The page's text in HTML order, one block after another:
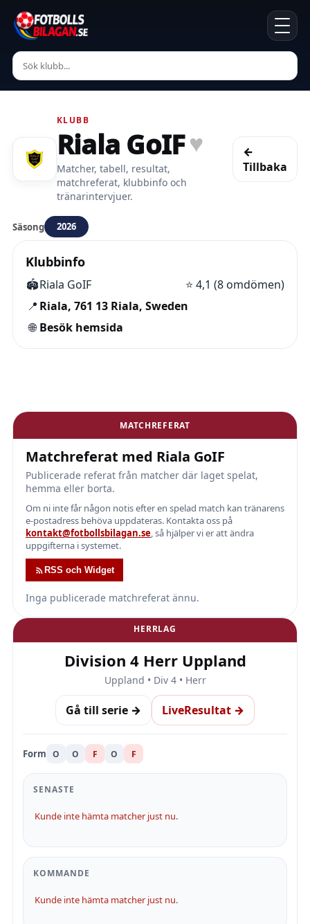
KLUBB
Riala GoIF♥
Matcher, tabell, resultat,
matchreferat, klubbinfo och
tränarintervjuer.
←
Tillbaka
Säsong 2026
Klubbinfo
🏟️Riala GoIF ⭐ 4,1 (8 omdömen)
📍 Riala, 761 13 Riala, Sweden
🌐 Besök hemsida
MATCHREFERAT
Matchreferat med Riala GoIF
Publicerade referat från matcher där laget spelat,
hemma eller borta.
Om ni inte får någon notis efter en spelad match kan tränarens
e-postadress behöva uppdateras. Kontakta oss på
kontakt@fotbollsbilagan.se, så hjälper vi er att ändra
uppgifterna i systemet.
RSS och Widget
Inga publicerade matchreferat ännu.
HERRLAG
Division 4 Herr Uppland
Uppland • Div 4 • Herr
Gå till serie → LiveResultat →
Form O O F O F
SENASTE
Kunde inte hämta matcher just nu.
KOMMANDE
Kunde inte hämta matcher just nu.